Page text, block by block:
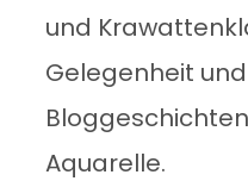
und
Gelegenheit
Aquarelle.